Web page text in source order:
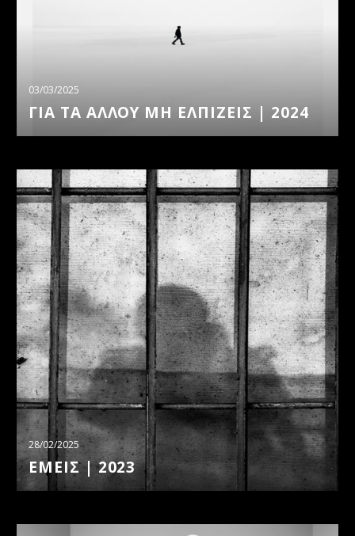
03/03/2025
ΓΙΑ ΤΑ ΑΛΛΟΥ ΜΗ ΕΛΠΙΖΕΙΣ | 2024
ΕΜΕΙΣ
|
2023
28/02/2025
ΕΜΕΙΣ | 2023